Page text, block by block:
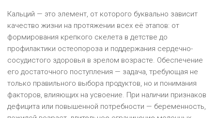
Кальций — это элемент, от которого буквально зависит
качество жизни на протяжении всех её этапов: от
формирования крепкого скелета в детстве до
профилактики остеопороза и поддержания сердечно-
сосудистого здоровья в зрелом возрасте. Обеспечение
его достаточного поступления — задача, требующая не
только правильного выбора продуктов, но и понимания
факторов, влияющих на усвоение. При наличии признаков
дефицита или повышенной потребности — беременность,